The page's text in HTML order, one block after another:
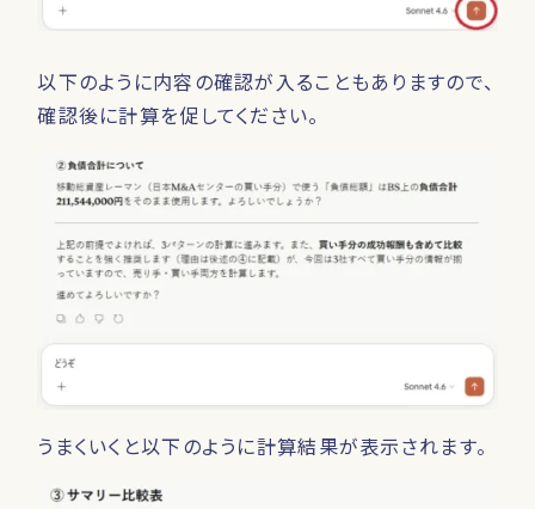
以下のように内容の確認が入ることもありますので、
確認後に計算を促してください。
うまくいくと以下のように計算結果が表示されます。